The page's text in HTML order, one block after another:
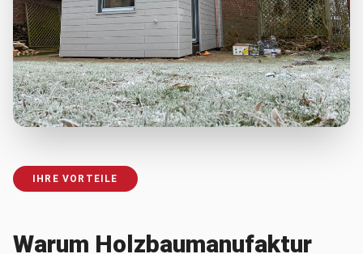
IHRE VORTEILE
Warum Holzbaumanufaktur